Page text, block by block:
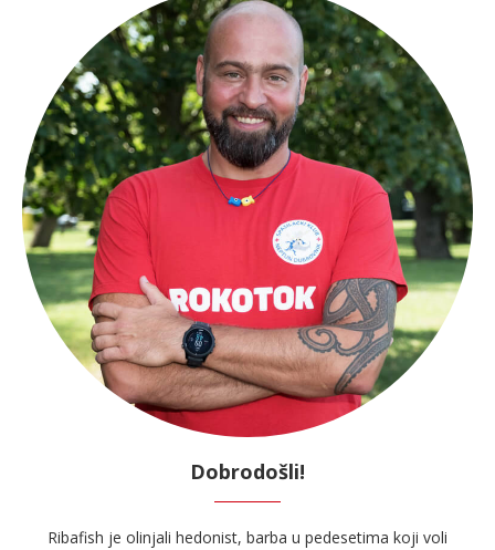
Dobrodošli!
Ribafish je olinjali hedonist, barba u pedesetima koji voli